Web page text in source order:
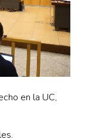
en la UC,